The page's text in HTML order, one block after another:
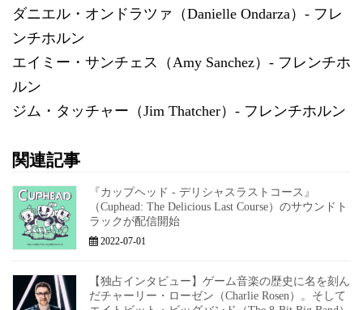
ダニエル・オンドラツァ（Danielle Ondarza）- フレ
ンチホルン
エイミー・サンチェス（Amy Sanchez）- フレンチホ
ルン
ジム・タッチャー（Jim Thatcher）- フレンチホルン
関連記事
『カップヘッド - デリシャスラストコース』
（Cuphead: The Delicious Last Course）のサウンドト
ラックが配信開始
2022-07-01
【独占インタビュー】ゲーム音楽の歴史に名を刻ん
だチャーリー・ローゼン（Charlie Rosen）。そして